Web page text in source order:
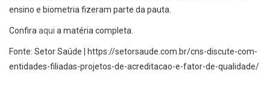
ensino e biometria fizeram parte da pauta.
Confira aqui a matéria completa.
Fonte: Setor Saúde | https://setorsaude.com.br/cns-discute-com-
entidades-filiadas-projetos-de-acreditacao-e-fator-de-qualidade/